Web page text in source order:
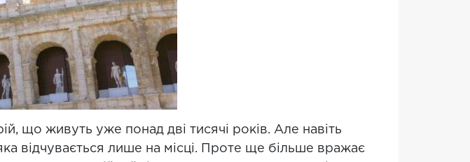
що живуть уже понад дві тисячі років. Але навіть
відчувається лише на місці. Проте ще більше вражає